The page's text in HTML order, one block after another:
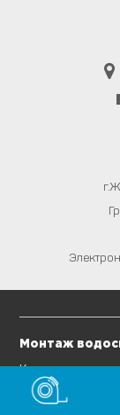
Монтаж
Копка колодцев
Септики из ЖБ
Бурение скважин